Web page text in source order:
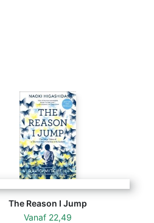
The Reason I Jump
Vanaf 22,49